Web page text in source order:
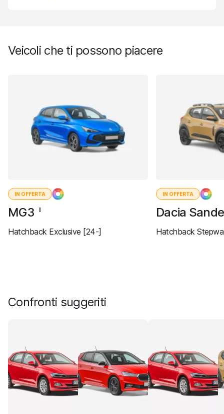
Veicoli che ti possono piacere
IN OFFERTA
MG3 I
Hatchback Exclusive [24-]
IN OFFERTA
Dacia
Hatchback
Confronti suggeriti